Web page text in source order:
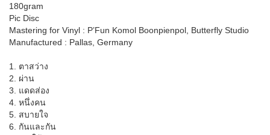
180gram
Pic Disc
Mastering for Vinyl : P’Fun Komol Boonpienpol, Butterfly Studio
Manufactured : Pallas, Germany
1. ตาสว่าง
2. ผ่าน
3. แดดส่อง
4. หนึ่งคน
5. สบายใจ
6. กันและกัน